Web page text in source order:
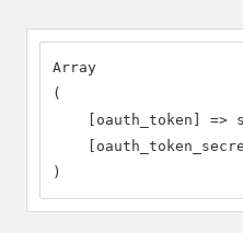
Array
(
[oauth_token] =>
)